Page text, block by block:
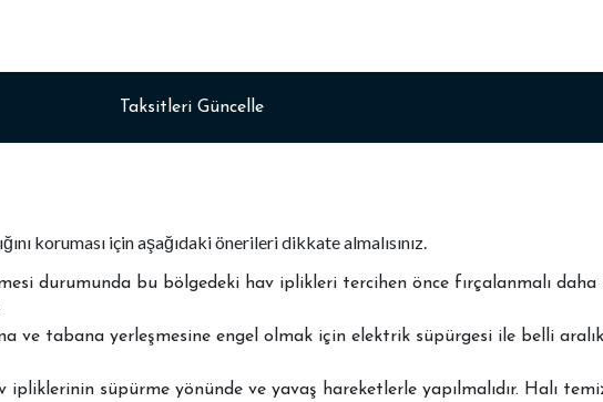
Taksitleri Güncelle
koruması için aşağıdaki önerileri dikkate almalısınız.
durumunda bu bölgedeki hav iplikleri tercihen önce fırçalanmalı daha
ve tabana yerleşmesine engel olmak için elektrik süpürgesi ile belli
süpürme yönünde ve yavaş hareketlerle yapılmalıdır. Halı